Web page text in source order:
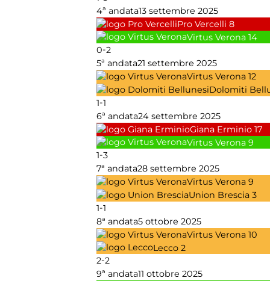
4ª andata13 settembre 2025
Pro Vercelli 8
Virtus Verona 14
0-2
5ª andata21 settembre 2025
Virtus Verona 12
Dolomiti
1-1
6ª andata24 settembre 2025
Giana Erminio 17
Virtus Verona 9
1-3
7ª andata28 settembre 2025
Virtus Verona 9
Union Brescia 3
1-1
8ª andata5 ottobre 2025
Virtus Verona 10
Lecco 2
2-2
9ª andata11 ottobre 2025